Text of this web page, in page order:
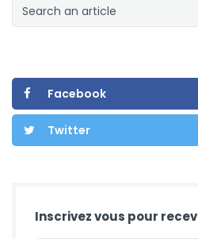
Facebook
Twitter
Inscrivez vous pour